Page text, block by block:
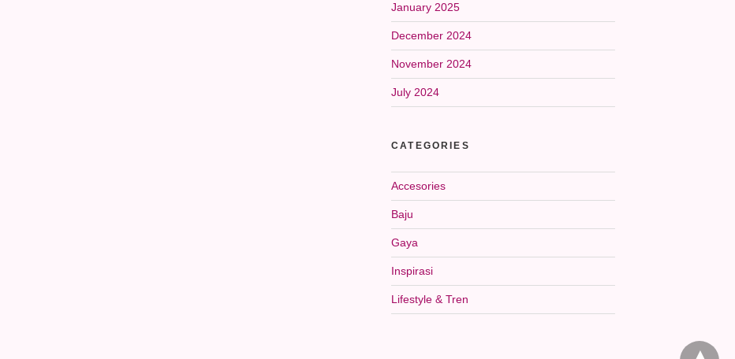
January 2025
December 2024
November 2024
July 2024
CATEGORIES
Accesories
Baju
Gaya
Inspirasi
Lifestyle & Tren